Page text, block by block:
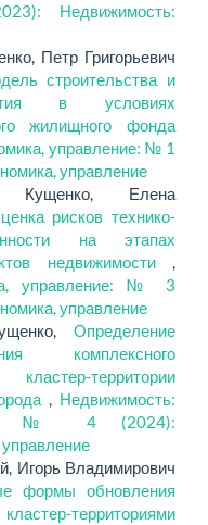
Недвижимость:
Петр Григорьевич
строительства и
в условиях
жилищного фонда
управление: № 1
управление
Кущенко, Елена
рисков технико-
на этапах
недвижимости ,
управление: № 3
управление
Определение
комплексного
территории
, Недвижимость:
№ 4 (2024):
Игорь Владимирович
формы обновления
территориями